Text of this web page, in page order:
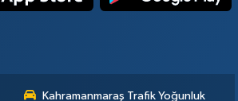
Kahramanmaraş Trafik Yoğunluk